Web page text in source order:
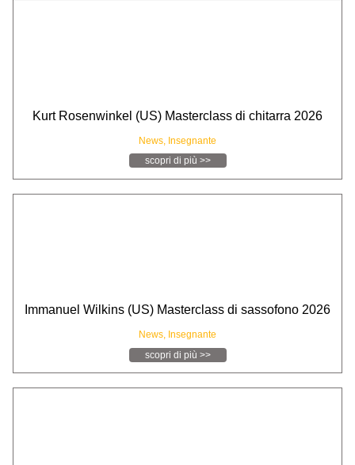
Kurt Rosenwinkel (US) Masterclass di chitarra 2026
News, Insegnante
scopri di più >>
Immanuel Wilkins (US) Masterclass di sassofono 2026
News, Insegnante
scopri di più >>